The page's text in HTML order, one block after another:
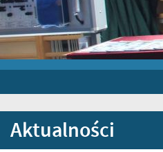
Aktualności